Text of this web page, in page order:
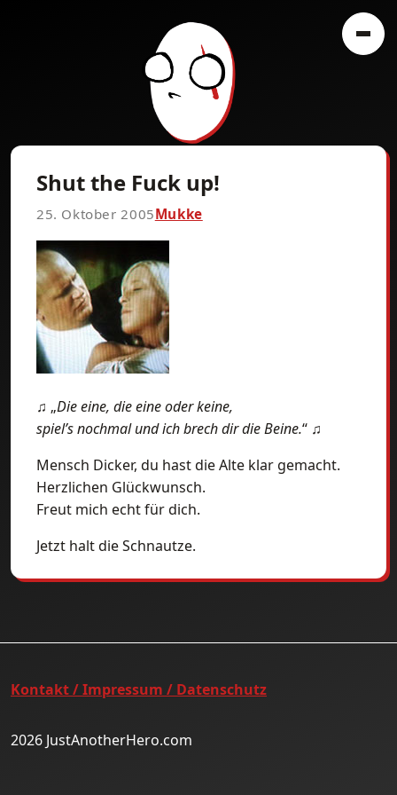
Shut the Fuck up!
25. Oktober 2005Mukke
♫ „Die eine, die eine oder keine,
spiel’s nochmal und ich brech dir die Beine.“ ♫
Mensch Dicker, du hast die Alte klar gemacht.
Herzlichen Glückwunsch.
Freut mich echt für dich.
Jetzt halt die Schnautze.
Kontakt / Impressum / Datenschutz
2026 JustAnotherHero.com